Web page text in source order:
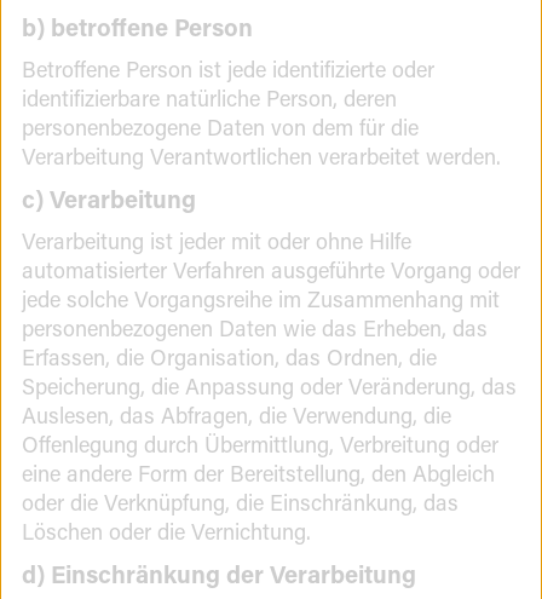
b) betroffene Person
Betroffene Person ist jede identifizierte oder
identifizierbare natürliche Person, deren
personenbezogene Daten von dem für die
Verarbeitung Verantwortlichen verarbeitet werden.
c) Verarbeitung
Verarbeitung ist jeder mit oder ohne Hilfe
automatisierter Verfahren ausgeführte Vorgang oder
jede solche Vorgangsreihe im Zusammenhang mit
personenbezogenen Daten wie das Erheben, das
Erfassen, die Organisation, das Ordnen, die
Speicherung, die Anpassung oder Veränderung, das
Auslesen, das Abfragen, die Verwendung, die
Offenlegung durch Übermittlung, Verbreitung oder
eine andere Form der Bereitstellung, den Abgleich
oder die Verknüpfung, die Einschränkung, das
Löschen oder die Vernichtung.
d) Einschränkung der Verarbeitung